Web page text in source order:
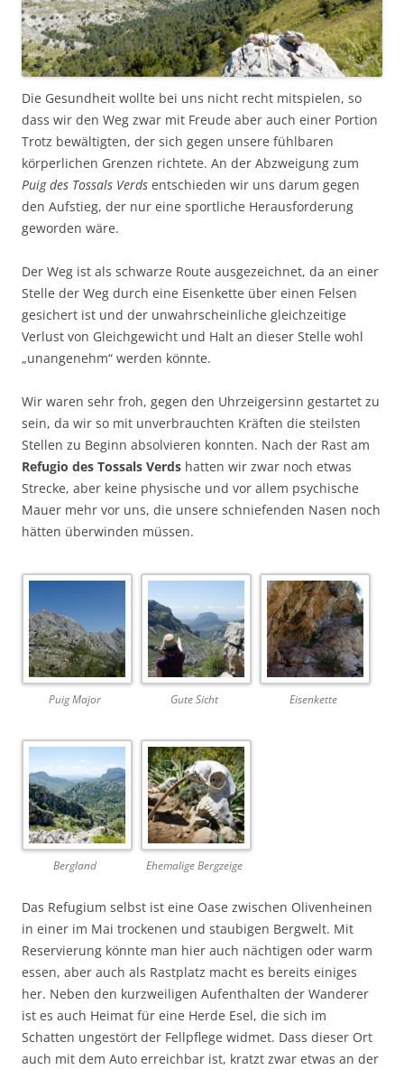
Die Gesundheit wollte bei uns nicht recht mitspielen, so
dass wir den Weg zwar mit Freude aber auch einer Portion
Trotz bewältigten, der sich gegen unsere fühlbaren
körperlichen Grenzen richtete. An der Abzweigung zum
Puig des Tossals Verds entschieden wir uns darum gegen
den Aufstieg, der nur eine sportliche Herausforderung
geworden wäre.
Der Weg ist als schwarze Route ausgezeichnet, da an einer
Stelle der Weg durch eine Eisenkette über einen Felsen
gesichert ist und der unwahrscheinliche gleichzeitige
Verlust von Gleichgewicht und Halt an dieser Stelle wohl
„unangenehm“ werden könnte.
Wir waren sehr froh, gegen den Uhrzeigersinn gestartet zu
sein, da wir so mit unverbrauchten Kräften die steilsten
Stellen zu Beginn absolvieren konnten. Nach der Rast am
Refugio des Tossals Verds hatten wir zwar noch etwas
Strecke, aber keine physische und vor allem psychische
Mauer mehr vor uns, die unsere schniefenden Nasen noch
hätten überwinden müssen.
Puig Major Gute Sicht Eisenkette
Bergland Ehemalige Bergzeige
Das Refugium selbst ist eine Oase zwischen Olivenheinen
in einer im Mai trockenen und staubigen Bergwelt. Mit
Reservierung könnte man hier auch nächtigen oder warm
essen, aber auch als Rastplatz macht es bereits einiges
her. Neben den kurzweiligen Aufenthalten der Wanderer
ist es auch Heimat für eine Herde Esel, die sich im
Schatten ungestört der Fellpflege widmet. Dass dieser Ort
auch mit dem Auto erreichbar ist, kratzt zwar etwas an der